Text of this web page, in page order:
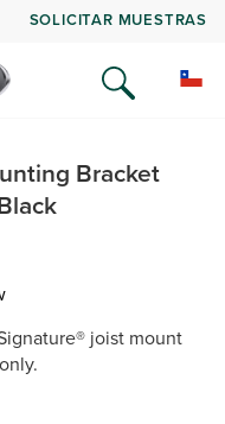
SOLICITAR MUESTRAS
Bracket
joist mount